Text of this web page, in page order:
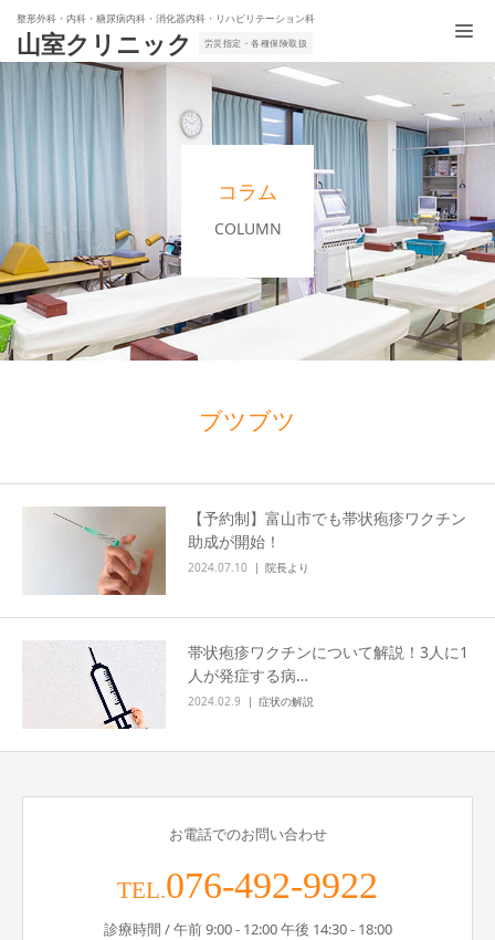
整形外科・内科・糖尿病内科・消化器内科・リハビリテーション科
山室クリニック 労災指定・各種保険取扱
コラム
COLUMN
ブツブツ
【予約制】富山市でも帯状疱疹ワクチン
助成が開始！
2024.07.10 院長より
帯状疱疹ワクチンについて解説！3人に1
人が発症する病…
2024.02.9 症状の解説
お電話でのお問い合わせ
TEL.076-492-9922
診療時間 / 午前 9:00 - 12:00 午後 14:30 - 18:00